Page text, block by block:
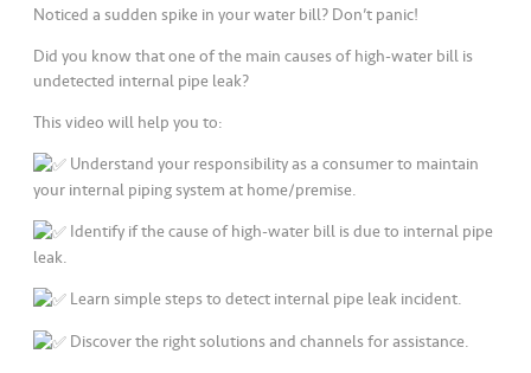
Noticed a sudden spike in your water bill? Don’t panic!
Did you know that one of the main causes of high-water bill is
undetected internal pipe leak?
This video will help you to:
Understand your responsibility as a consumer to maintain
your internal piping system at home/premise.
Identify if the cause of high-water bill is due to internal pipe
leak.
Learn simple steps to detect internal pipe leak incident.
Discover the right solutions and channels for assistance.